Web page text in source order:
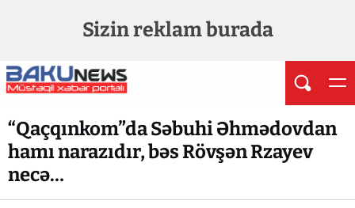
Sizin reklam burada
“Qaçqınkom”da Səbuhi Əhmədovdan
hamı narazıdır, bəs Rövşən Rzayev
necə…